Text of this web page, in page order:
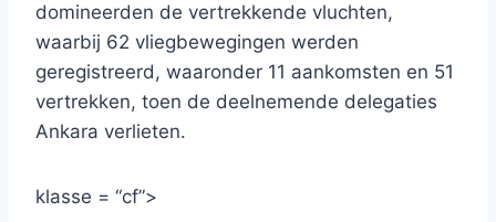
domineerden de vertrekkende vluchten,
waarbij 62 vliegbewegingen werden
geregistreerd, waaronder 11 aankomsten en 51
vertrekken, toen de deelnemende delegaties
Ankara verlieten.
klasse = “cf”>